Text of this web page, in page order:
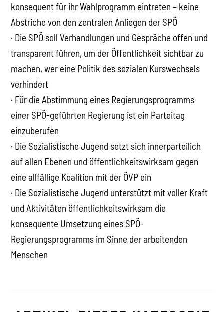
konsequent für ihr Wahlprogramm eintreten – keine
Abstriche von den zentralen Anliegen der SPÖ
· Die SPÖ soll Verhandlungen und Gespräche offen und
transparent führen, um der Öffentlichkeit sichtbar zu
machen, wer eine Politik des sozialen Kurswechsels
verhindert
· Für die Abstimmung eines Regierungsprogramms
einer SPÖ-geführten Regierung ist ein Parteitag
einzuberufen
· Die Sozialistische Jugend setzt sich innerparteilich
auf allen Ebenen und öffentlichkeitswirksam gegen
eine allfällige Koalition mit der ÖVP ein
· Die Sozialistische Jugend unterstützt mit voller Kraft
und Aktivitäten öffentlichkeitswirksam die
konsequente Umsetzung eines SPÖ-
Regierungsprogramms im Sinne der arbeitenden
Menschen